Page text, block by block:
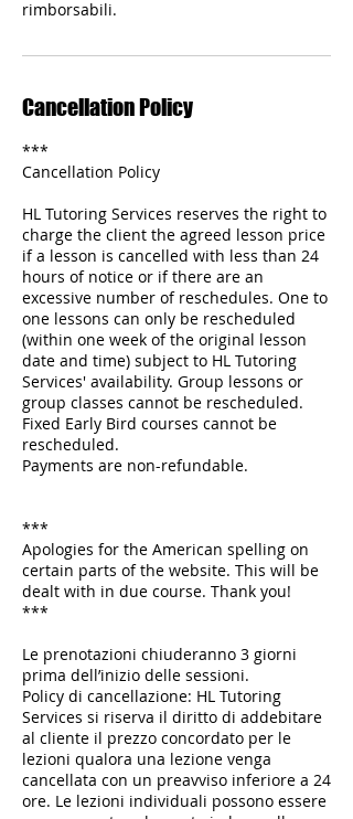
Cancellation Policy
***
Cancellation Policy
HL Tutoring Services reserves the right to
charge the client the agreed lesson price
if a lesson is cancelled with less than 24
hours of notice or if there are an
excessive number of reschedules. One to
one lessons can only be rescheduled
(within one week of the original lesson
date and time) subject to HL Tutoring
Services' availability. Group lessons or
group classes cannot be rescheduled.
Fixed Early Bird courses cannot be
rescheduled.
Payments are non-refundable.
***
Apologies for the American spelling on
certain parts of the website. This will be
dealt with in due course. Thank you!
***
Le prenotazioni chiuderanno 3 giorni
prima dell’inizio delle sessioni.
Policy di cancellazione: HL Tutoring
Services si riserva il diritto di addebitare
al cliente il prezzo concordato per le
lezioni qualora una lezione venga
cancellata con un preavviso inferiore a 24
ore. Le lezioni individuali possono essere